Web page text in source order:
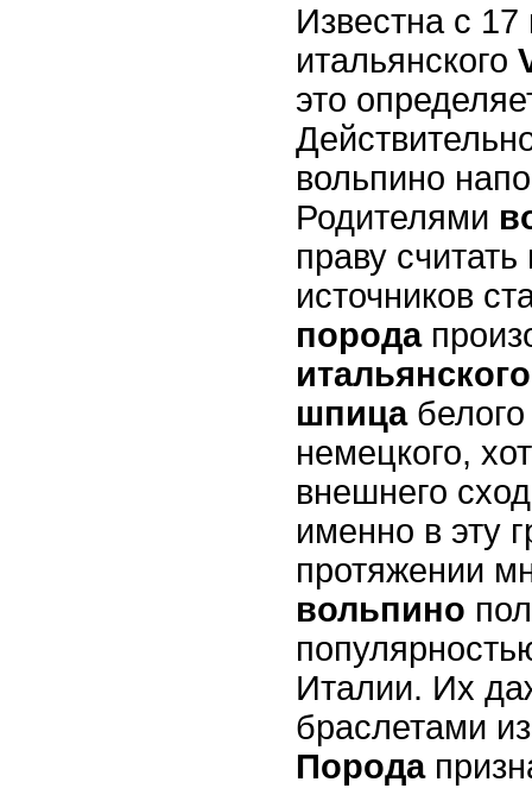
Известна с
итальянского
это
вольпино
Родителями
праву считать
источников
порода
шпицабелого
немецкого,
внешнего
именно в эту
протяжении
вольпино
Италии. Их
браслетами
Порода